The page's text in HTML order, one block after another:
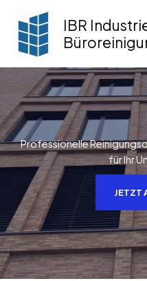
Inhalt
springen
IBR
Professionelle
für Ihr
JETZT